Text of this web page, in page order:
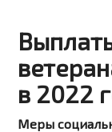
в 2022
Меры